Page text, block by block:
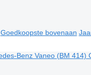
Goedkoopste bovenaan